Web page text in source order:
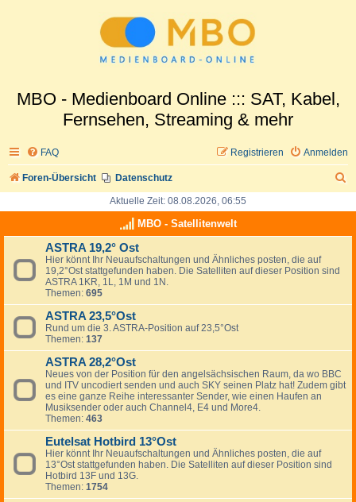
MBO - Medienboard Online ::: SAT, Kabel,
Fernsehen, Streaming & mehr
FAQ Anmelden
Registrieren
Foren-Übersicht Datenschutz
h
Aktuelle Zeit: 08.08.2026, 06:55
MBO - Satellitenwelt
ASTRA 19,2° Ost
Hier könnt Ihr Neuaufschaltungen und Ähnliches posten, die auf
19,2°Ost stattgefunden haben. Die Satelliten auf dieser Position sind
ASTRA 1KR, 1L, 1M und 1N.
Themen: 695
ASTRA 23,5°Ost
Rund um die 3. ASTRA-Position auf 23,5°Ost
Themen: 137
ASTRA 28,2°Ost
Neues von der Position für den angelsächsischen Raum, da wo BBC
und ITV uncodiert senden und auch SKY seinen Platz hat! Zudem gibt
es eine ganze Reihe interessanter Sender, wie einen Haufen an
Musiksender oder auch Channel4, E4 und More4.
Themen: 463
Eutelsat Hotbird 13°Ost
Hier könnt Ihr Neuaufschaltungen und Ähnliches posten, die auf
13°Ost stattgefunden haben. Die Satelliten auf dieser Position sind
Hotbird 13F und 13G.
Themen: 1754